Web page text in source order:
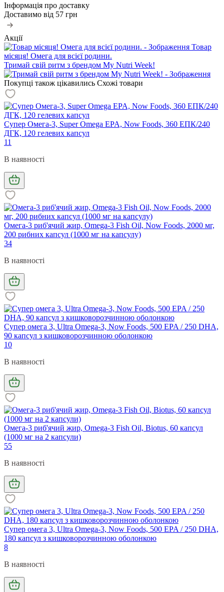
Інформація про доставку
Доставимо від 57 грн
Акції
Товар
місяця! Омега для всієї родини.
Тримай свій ритм з брендом My Nutri Week!
Покупці також цікавились Схожі товари
Супер Омега-3, Super Omega EPA, Now Foods, 360 ЕПК/240
ДГК, 120 гелевих капсул
11
В наявності
Омега-3 риб'ячий жир, Omega-3 Fish Oil, Now Foods, 2000 мг,
200 рибних капсул (1000 мг на капсулу)
34
В наявності
Супер омега 3, Ultra Omega-3, Now Foods, 500 EPA / 250 DHA,
90 капсул з кишковорозчинною оболонкою
10
В наявності
Омега-3 риб'ячий жир, Omega-3 Fish Oil, Biotus, 60 капсул
(1000 мг на 2 капсули)
55
В наявності
Супер омега 3, Ultra Omega-3, Now Foods, 500 EPA / 250 DHA,
180 капсул з кишковорозчинною оболонкою
8
В наявності